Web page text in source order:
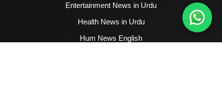
Entertainment News in Urdu
Health News in Urdu
Hum News English